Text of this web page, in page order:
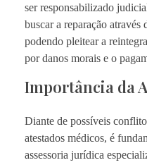
ser responsabilizado
buscar a reparação através
podendo pleitear a
por danos morais e o
Importância da
Diante de possíveis
atestados médicos, é
assessoria jurídica